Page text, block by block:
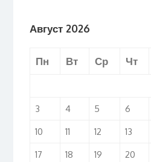
Август 2026
Пн Вт Ср Чт
3
4 5 6
10
11 12 13
17
18 19 20